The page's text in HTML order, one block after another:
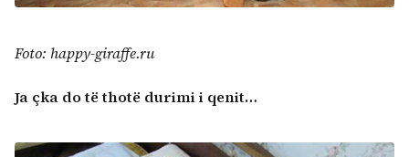
Foto: happy-giraffe.ru
Ja çka do të thotë durimi i qenit…